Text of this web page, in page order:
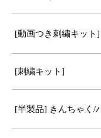
[動画つき刺繍キット]
[刺繍キット]
[半製品] きんちゃく/